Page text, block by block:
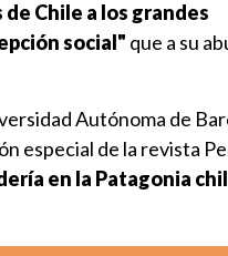
Chile a los grandes
social" que a su
Autónoma de
especial de la revista
en la Patagonia